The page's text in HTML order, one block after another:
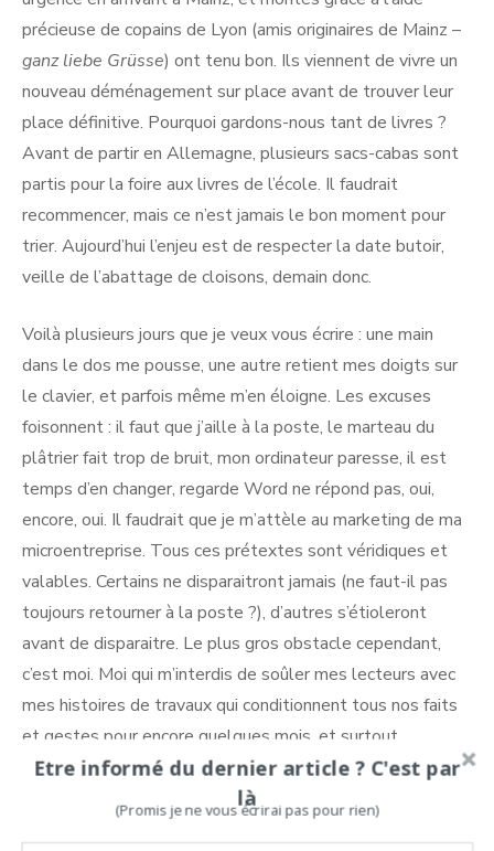
précieuse de copains de Lyon (amis originaires de Mainz –
ganz liebe Grüsse) ont tenu bon. Ils viennent de vivre un
nouveau déménagement sur place avant de trouver leur
place définitive. Pourquoi gardons-nous tant de livres ?
Avant de partir en Allemagne, plusieurs sacs-cabas sont
partis pour la foire aux livres de l’école. Il faudrait
recommencer, mais ce n’est jamais le bon moment pour
trier. Aujourd’hui l’enjeu est de respecter la date butoir,
veille de l’abattage de cloisons, demain donc.
Voilà plusieurs jours que je veux vous écrire : une main
dans le dos me pousse, une autre retient mes doigts sur
le clavier, et parfois même m’en éloigne. Les excuses
foisonnent : il faut que j’aille à la poste, le marteau du
plâtrier fait trop de bruit, mon ordinateur paresse, il est
temps d’en changer, regarde Word ne répond pas, oui,
encore, oui. Il faudrait que je m’attèle au marketing de ma
microentreprise. Tous ces prétextes sont véridiques et
valables. Certains ne disparaitront jamais (ne faut-il pas
toujours retourner à la poste ?), d’autres s’étioleront
avant de disparaitre. Le plus gros obstacle cependant,
c’est moi. Moi qui m’interdis de soûler mes lecteurs avec
mes histoires de travaux qui conditionnent tous nos faits
et gestes pour encore quelques mois, et surtout
d’aborder les sujets majeurs qui m’occupent et me
Etre informé du dernier article ? C'est par
là
(Promis je ne vous écrirai pas pour rien)